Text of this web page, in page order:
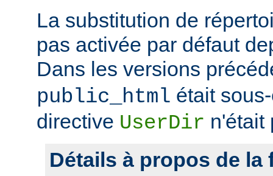
La substitution de
pas activée par défaut
Dans les versions
public_html était
directive UserDir n'était
Détails à propos de la